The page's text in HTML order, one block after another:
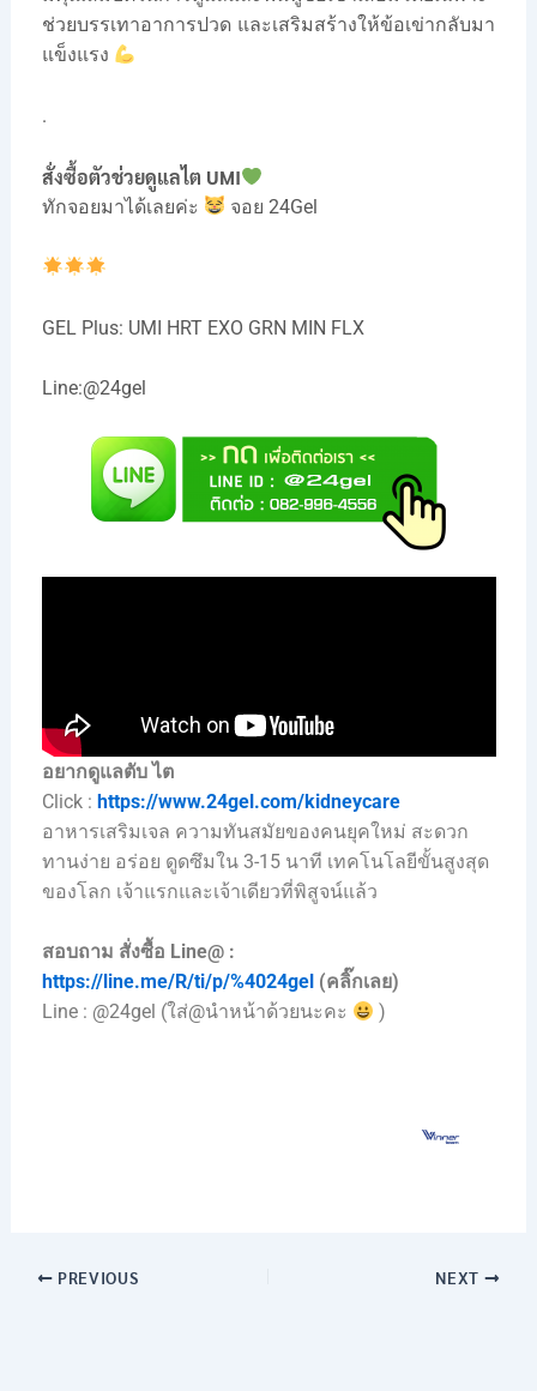
ช่วยบรรเทาอาการปวด และเสริมสร้างให้ข้อเข่ากลับมา
แข็งแรง
.
สั่งซื้อตัวช่วยดูแลไต UMI
ทักจอยมาได้เลยค่ะ จอย 24Gel
GEL Plus: UMI HRT EXO GRN MIN FLX
Line:@24gel
อยากดูแลตับ ไต
Click : https://www.24gel.com/kidneycare
อาหารเสริมเจล ความทันสมัยของคนยุคใหม่ สะดวก
ทานง่าย อร่อย ดูดซึมใน 3-15 นาที เทคโนโลยีขั้นสูงสุด
ของโลก เจ้าแรกและเจ้าเดียวที่พิสูจน์แล้ว
สอบถาม สั่งซื้อ Line@ :
https://line.me/R/ti/p/%4024gel (คลิ๊กเลย)
Line : @24gel (ใส่@นำหน้าด้วยนะคะ
)
PREVIOUS NEXT